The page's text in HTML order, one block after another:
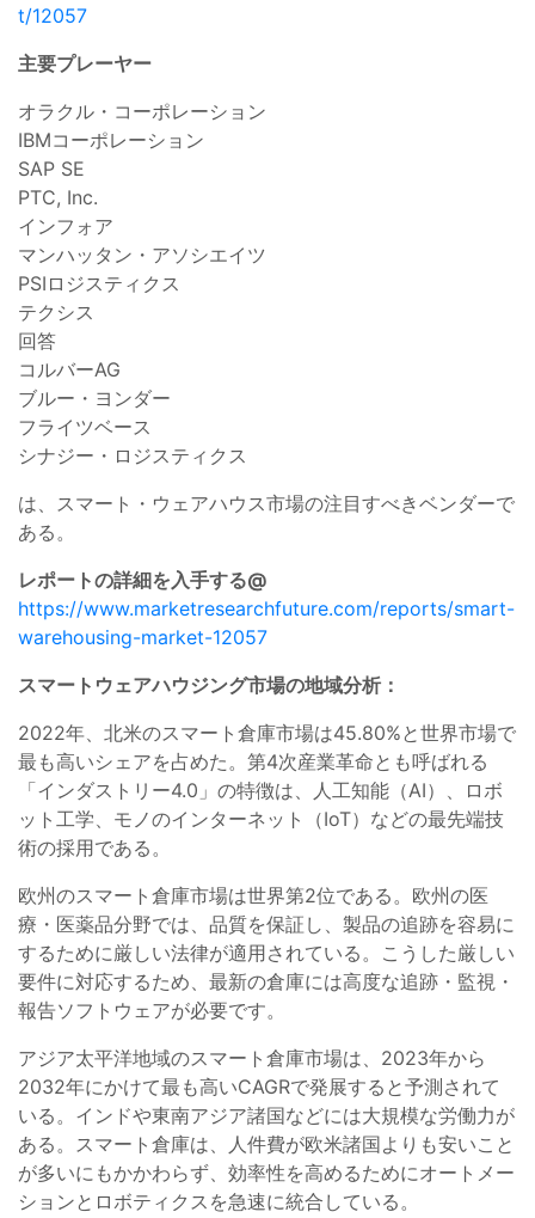
t/12057
主要プレーヤー
オラクル・コーポレーション
IBMコーポレーション
SAP SE
PTC, Inc.
インフォア
マンハッタン・アソシエイツ
PSIロジスティクス
テクシス
回答
コルバーAG
ブルー・ヨンダー
フライツベース
シナジー・ロジスティクス
は、スマート・ウェアハウス市場の注目すべきベンダーで
ある。
レポートの詳細を入手する@
https://www.marketresearchfuture.com/reports/smart-
warehousing-market-12057
スマートウェアハウジング市場の地域分析：
2022年、北米のスマート倉庫市場は45.80%と世界市場で
最も高いシェアを占めた。第4次産業革命とも呼ばれる
「インダストリー4.0」の特徴は、人工知能（AI）、ロボ
ット工学、モノのインターネット（IoT）などの最先端技
術の採用である。
欧州のスマート倉庫市場は世界第2位である。欧州の医
療・医薬品分野では、品質を保証し、製品の追跡を容易に
するために厳しい法律が適用されている。こうした厳しい
要件に対応するため、最新の倉庫には高度な追跡・監視・
報告ソフトウェアが必要です。
アジア太平洋地域のスマート倉庫市場は、2023年から
2032年にかけて最も高いCAGRで発展すると予測されて
いる。インドや東南アジア諸国などには大規模な労働力が
ある。スマート倉庫は、人件費が欧米諸国よりも安いこと
が多いにもかかわらず、効率性を高めるためにオートメー
ションとロボティクスを急速に統合している。